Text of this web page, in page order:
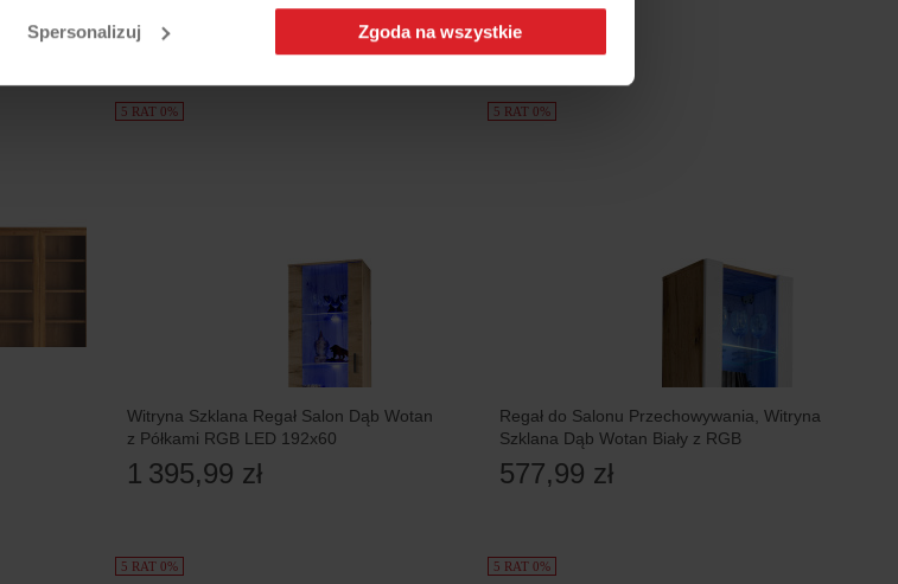
Spersonalizuj Zgoda na wszystkie
490,99 zł 741,99 zł
5 RAT 0%
Witryna Szklana Regał Salon Dąb Wotan
z Półkami RGB LED 192x60
1 395,99 zł
5 RAT 0%
Regał do Salonu Przechowywania, Witryna
Szklana Dąb Wotan Biały z RGB
577,99 zł
5 RAT 0% 5 RAT 0%